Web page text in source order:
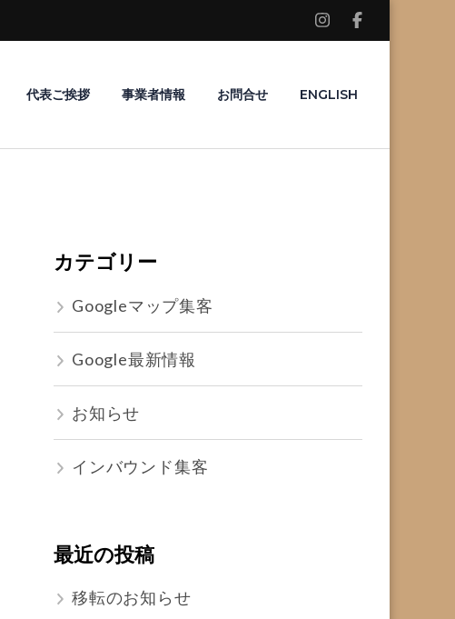
代表ご挨拶 事業者情報 お問合せ ENGLISH
カテゴリー
Googleマップ集客
Google最新情報
お知らせ
インバウンド集客
最近の投稿
移転のお知らせ